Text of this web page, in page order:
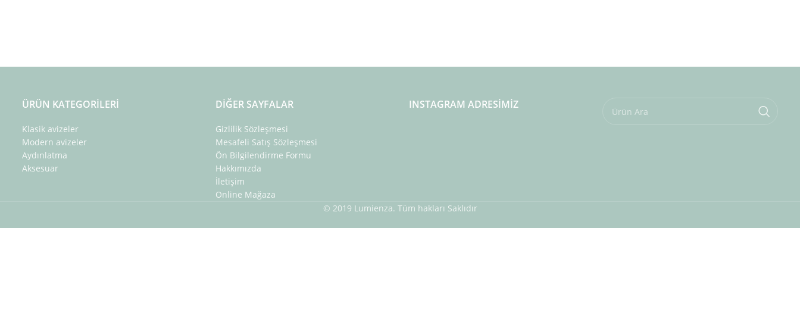
ÜRÜN KATEGORILERI
Klasik avizeler
Modern avizeler
Aydınlatma
Aksesuar
DIĞER SAYFALAR
Gizlilik Sözleşmesi
Mesafeli Satış Sözleşmesi
Ön Bilgilendirme Formu
Hakkımızda
İletişim
Online Mağaza
INSTAGRAM ADRESIMIZ
© 2019 Lumienza. Tüm hakları Saklıdır